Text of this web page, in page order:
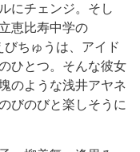
にチェンジ。そし
恵比寿中学の
びちゅうは、アイド
ひとつ。そんな彼女
のような浅井アヤネ
びのびと楽しそうに